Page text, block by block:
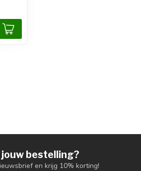
bestelling?
en krijg 10% korting!